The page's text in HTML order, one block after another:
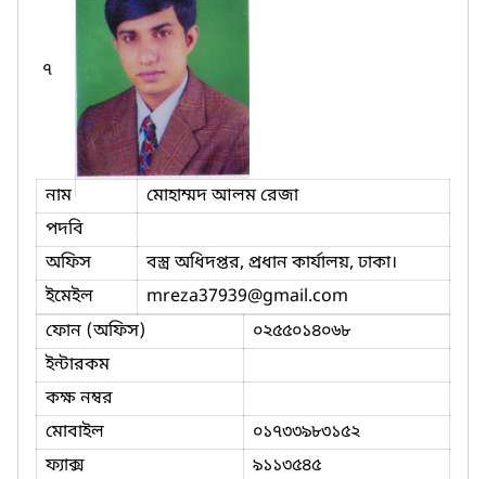
৭
নাম
মোহাম্মদ আলম রেজা
পদবি
অফিস
বস্ত্র অধিদপ্তর, প্রধান কার্যালয়, ঢাকা।
ইমেইল
mreza37939@gmail.com
ফোন (অফিস)
০২৫৫০১৪০৬৮
ইন্টারকম
কক্ষ নম্বর
মোবাইল
০১৭৩৩৯৮৩১৫২
ফ্যাক্স
৯১১৩৫৪৫